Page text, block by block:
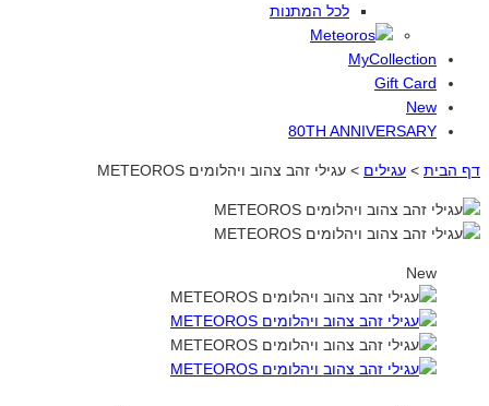
לכל המתנות
MyCollection
Gift Card
New
80TH ANNIVERSARY
דף הבית > עגילים > עגילי זהב צהוב ויהלומים METEOROS
New